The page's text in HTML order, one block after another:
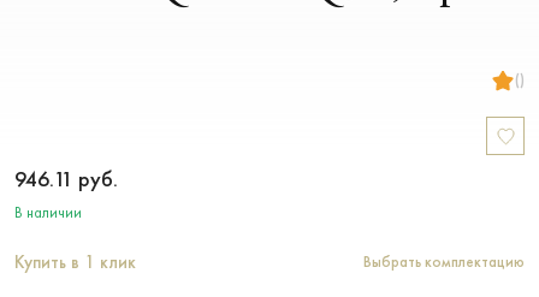
()
946.11 руб.
В наличии
Купить в 1 клик Выбрать комплектацию